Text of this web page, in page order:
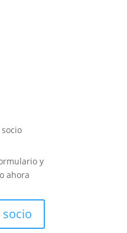
y
ahora
socio